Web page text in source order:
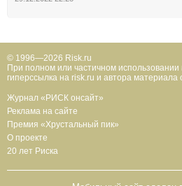
© 1996—2026 Risk.ru
При полном или частичном
гиперссылка на risk.ru и автора материала
Журнал «РИСК онсайт»
Реклама на сайте
Премия «Хрустальный пик»
О проекте
20 лет Риска